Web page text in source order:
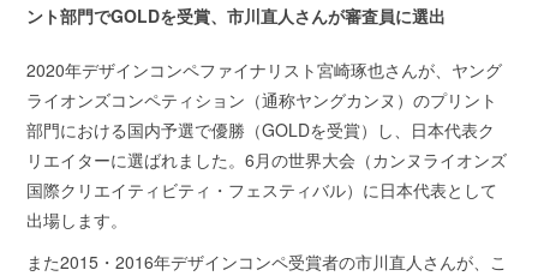
ント部門でGOLDを受賞、市川直人さんが審査員に選出
2020年デザインコンペファイナリスト宮崎琢也さんが、ヤング
ライオンズコンペティション（通称ヤングカンヌ）のプリント
部門における国内予選で優勝（GOLDを受賞）し、日本代表ク
リエイターに選ばれました。6月の世界大会（カンヌライオンズ
国際クリエイティビティ・フェスティバル）に日本代表として
出場します。
また2015・2016年デザインコンペ受賞者の市川直人さんが、こ